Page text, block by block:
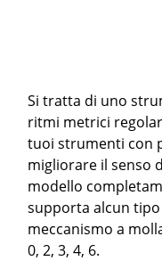
Si tratta di uno
ritmi metrici
tuoi strumenti con
migliorare il senso
modello
supporta alcun
meccanismo a
0, 2, 3, 4, 6.